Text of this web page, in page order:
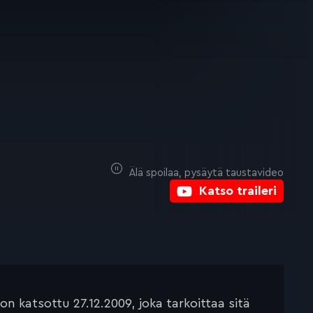
Katso traileri
Älä spoilaa, pysäytä taustavideo
katsottu 27.12.2009, joka tarkoittaa sitä